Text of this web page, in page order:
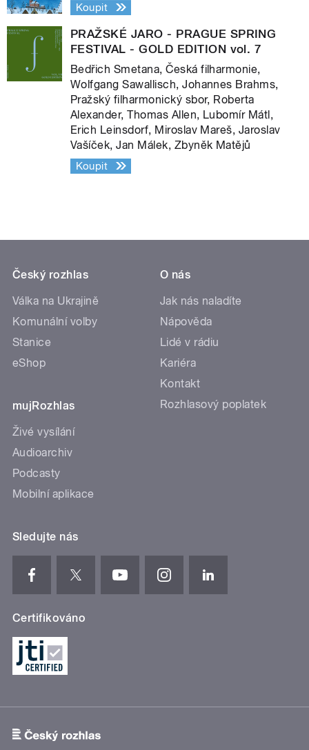
Koupit
PRAŽSKÉ JARO - PRAGUE SPRING
FESTIVAL - GOLD EDITION vol. 7
Bedřich Smetana, Česká filharmonie,
Wolfgang Sawallisch, Johannes Brahms,
Pražský filharmonický sbor, Roberta
Alexander, Thomas Allen, Lubomír Mátl,
Erich Leinsdorf, Miroslav Mareš, Jaroslav
Vašíček, Jan Málek, Zbyněk Matějů
Koupit
Český rozhlas
Válka na Ukrajině
Komunální volby
Stanice
eShop
mujRozhlas
Živé vysílání
Audioarchiv
Podcasty
Mobilní aplikace
O nás
Jak nás naladíte
Nápověda
Lidé v rádiu
Kariéra
Kontakt
Rozhlasový poplatek
Sledujte nás
Certifikováno